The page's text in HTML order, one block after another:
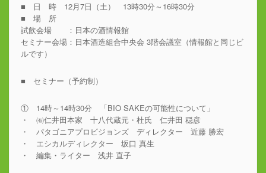
■ 日 時 12月7日（土） 13時30分～16時30分
■ 場 所
試飲会場 ：日本の酒情報館
セミナー会場：日本酒造組合中央会 3階会議室（情報館と同じビ
ルです）
■ セミナー（予約制）
① 14時～14時30分 「BIO SAKEの可能性について」
・ ㈲仁井田本家 十八代蔵元・杜氏 仁井田 穏彦
・ パタゴニアプロビジョンズ ディレクター 近藤 勝宏
・ エシカルディレクター 坂口 真生
・ 編集・ライター 浅井 直子